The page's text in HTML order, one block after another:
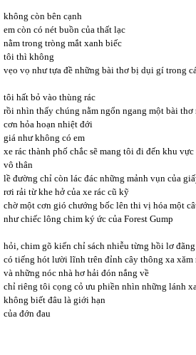
không còn bên cạnh
em còn có nét buồn của thất lạc
nằm trong tròng mắt xanh biếc
tôi thì không
vẹo vọ như tựa đề những bài thơ bị dụi gí trong
tôi hất bỏ vào thùng rác
rồi nhìn thấy chúng nằm ngổn ngang một bài
cơn hỏa hoạn nhiệt đới
giá như không có em
xe rác thành phố chắc sẽ mang tôi đi đến khu
vô thân
lề đường chỉ còn lác đác những mảnh vụn của
rơi rải từ khe hở của xe rác cũ kỹ
chờ một cơn gió chướng bốc lên thi vị hóa một
như chiếc lông chim ký ức của Forest Gump
hỏi, chim gõ kiến chỉ sách nhiễu từng hồi lơ đãng
có tiếng hót lười lĩnh trên đỉnh cây thông xa xăm
và những nóc nhà hơ hải đón nắng về
chỉ riêng tôi cọng cỏ ưu phiền nhìn những lánh
không biết đâu là giới hạn
của đớn đau